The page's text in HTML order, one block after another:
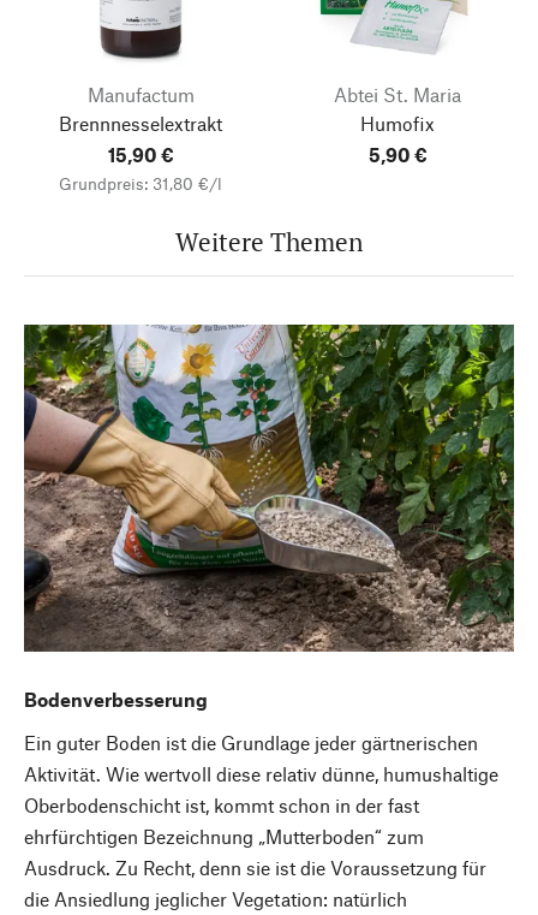
Manufactum
Brennnesselextrakt
15,90 €
Grundpreis: 31,80 €/l
Abtei St. Maria
Humofix
5,90 €
Weitere Themen
Bodenverbesserung
Ein guter Boden ist die Grundlage jeder gärtnerischen
Aktivität. Wie wertvoll diese relativ dünne, humushaltige
Oberbodenschicht ist, kommt schon in der fast
ehrfürchtigen Bezeichnung „Mutterboden“ zum
Ausdruck. Zu Recht, denn sie ist die Voraussetzung für
die Ansiedlung jeglicher Vegetation: natürlich